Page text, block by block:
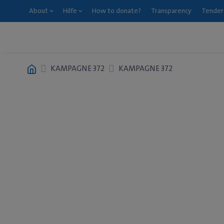
About Hilfe How to donate? Transparency
KAMPAGNE 372 KAMPAGNE 372